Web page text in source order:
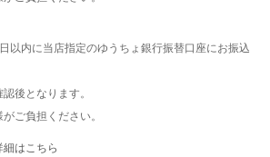
以内に当店指定のゆうちょ銀行振替口座にお振込
後となります。
ご負担ください。
はこちら